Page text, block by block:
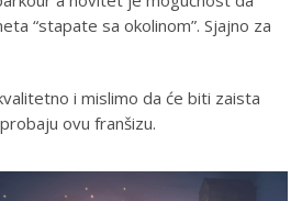
“stapate sa okolinom”. Sjajno za
i mislimo da će biti zaista
ovu franšizu.